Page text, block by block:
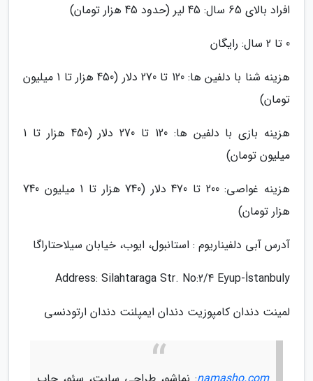
افراد بالای 65 سال: 45 لیر (حدود 45 هزار تومان)
0 تا 2 سال: رایگان
هزینه شنا با دلفین ها: 120 تا 270 دلار (450 هزار تا 1 میلیون
تومان)
هزینه بازی با دلفین ها: 120 تا 270 دلار (450 هزار تا 1
میلیون تومان)
هزینه غواصی: 200 تا 470 دلار (740 هزار تا 1 میلیون 740
هزار تومان)
آدرس آبی دلفیناریوم : استانبول، ایوب، خیابان سیلاحتاراگا
Address: Silahtaraga Str. No:2/4 Eyup-İstanbuly
لمینت دندان کامپوزیت دندان ایمپلنت دندان ارتودنسی